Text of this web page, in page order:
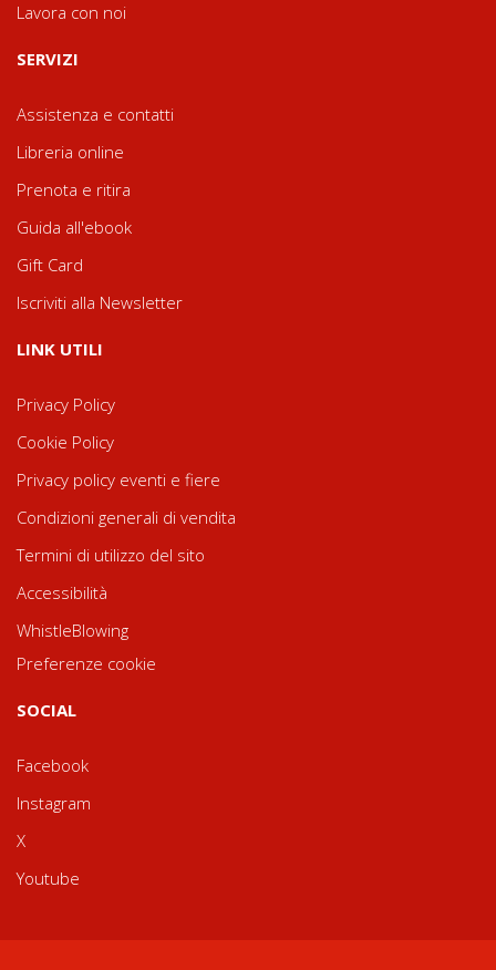
Lavora con noi
SERVIZI
Assistenza e contatti
Libreria online
Prenota e ritira
Guida all'ebook
Gift Card
Iscriviti alla Newsletter
LINK UTILI
Privacy Policy
Cookie Policy
Privacy policy eventi e fiere
Condizioni generali di vendita
Termini di utilizzo del sito
Accessibilità
WhistleBlowing
Preferenze cookie
SOCIAL
Facebook
Instagram
X
Youtube